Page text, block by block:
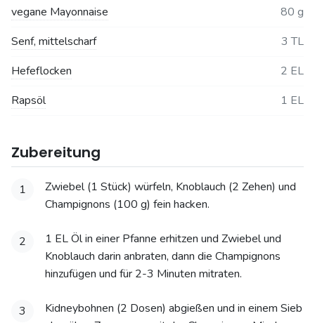
vegane Mayonnaise
80 g
Senf, mittelscharf
3 TL
Hefeflocken
2 EL
Rapsöl
1 EL
Zubereitung
1
Zwiebel (1 Stück) würfeln, Knoblauch (2 Zehen) und
Champignons (100 g) fein hacken.
2
1 EL Öl in einer Pfanne erhitzen und Zwiebel und
Knoblauch darin anbraten, dann die Champignons
hinzufügen und für 2-3 Minuten mitraten.
3
Kidneybohnen (2 Dosen) abgießen und in einem Sieb